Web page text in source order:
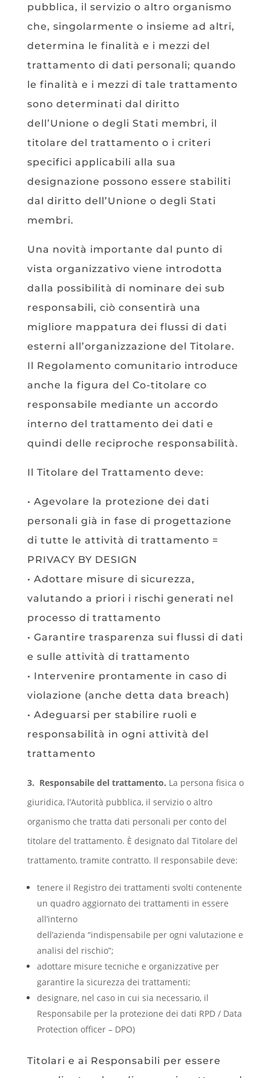
pubblica, il servizio o altro organismo
che, singolarmente o insieme ad altri,
determina le finalità e i mezzi del
trattamento di dati personali; quando
le finalità e i mezzi di tale trattamento
sono determinati dal diritto
dell’Unione o degli Stati membri, il
titolare del trattamento o i criteri
specifici applicabili alla sua
designazione possono essere stabiliti
dal diritto dell’Unione o degli Stati
membri.
Una novità importante dal punto di
vista organizzativo viene introdotta
dalla possibilità di nominare dei sub
responsabili, ciò consentirà una
migliore mappatura dei flussi di dati
esterni all’organizzazione del Titolare.
Il Regolamento comunitario introduce
anche la figura del Co-titolare co
responsabile mediante un accordo
interno del trattamento dei dati e
quindi delle reciproche responsabilità.
Il Titolare del Trattamento deve:
• Agevolare la protezione dei dati
personali già in fase di progettazione
di tutte le attività di trattamento =
PRIVACY BY DESIGN
• Adottare misure di sicurezza,
valutando a priori i rischi generati nel
processo di trattamento
• Garantire trasparenza sui flussi di dati
e sulle attività di trattamento
• Intervenire prontamente in caso di
violazione (anche detta data breach)
• Adeguarsi per stabilire ruoli e
responsabilità in ogni attività del
trattamento
3. Responsabile del trattamento. La persona fisica o
giuridica, l’Autorità pubblica, il servizio o altro
organismo che tratta dati personali per conto del
titolare del trattamento. È designato dal Titolare del
trattamento, tramite contratto. Il responsabile deve:
tenere il Registro dei trattamenti svolti contenente
un quadro aggiornato dei trattamenti in essere
all’interno
dell’azienda “indispensabile per ogni valutazione e
analisi del rischio”;
adottare misure tecniche e organizzative per
garantire la sicurezza dei trattamenti;
designare, nel caso in cui sia necessario, il
Responsabile per la protezione dei dati RPD / Data
Protection officer – DPO)
Titolari e ai Responsabili per essere